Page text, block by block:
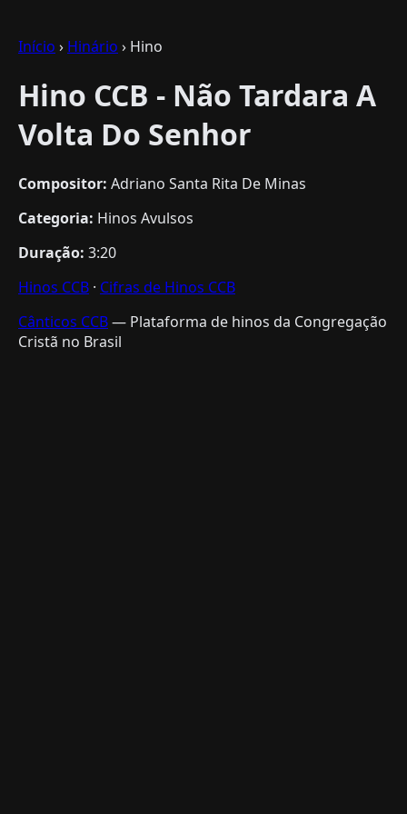
Início › Hinário › Hino
Hino CCB - Não Tardara A
Volta Do Senhor
Compositor: Adriano Santa Rita De Minas
Categoria: Hinos Avulsos
Duração: 3:20
Hinos CCB · Cifras de Hinos CCB
Cânticos CCB— Plataforma de hinos da Congregação
Cristã no Brasil